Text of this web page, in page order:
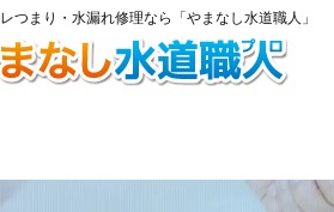
つまり・水漏れ修理なら「やまなし水道職人」